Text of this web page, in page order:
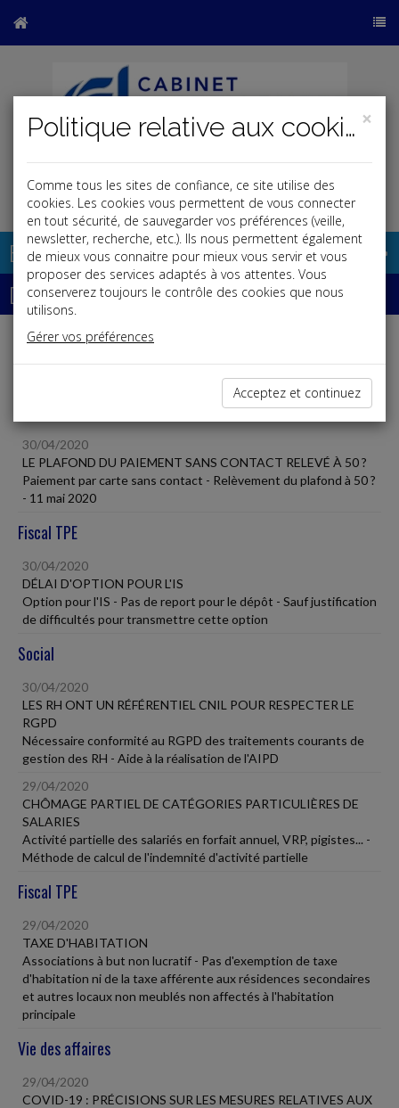
Base documentaire
Dépêches
Liste des dernières dépêches
30/04/2020
LE PLAFOND DU PAIEMENT SANS CONTACT RELEVÉ À 50 ?
Paiement par carte sans contact - Relèvement du plafond à 50 ?
- 11 mai 2020
Fiscal TPE
30/04/2020
DÉLAI D'OPTION POUR L'IS
Option pour l'IS - Pas de report pour le dépôt - Sauf justification
de difficultés pour transmettre cette option
Social
30/04/2020
LES RH ONT UN RÉFÉRENTIEL CNIL POUR RESPECTER LE
RGPD
Nécessaire conformité au RGPD des traitements courants de
gestion des RH - Aide à la réalisation de l'AIPD
29/04/2020
CHÔMAGE PARTIEL DE CATÉGORIES PARTICULIÈRES DE
SALARIES
Activité partielle des salariés en forfait annuel, VRP, pigistes... -
Méthode de calcul de l'indemnité d'activité partielle
Fiscal TPE
29/04/2020
TAXE D'HABITATION
Associations à but non lucratif - Pas d'exemption de taxe
d'habitation ni de la taxe afférente aux résidences secondaires
et autres locaux non meublés non affectés à l'habitation
principale
Vie des affaires
29/04/2020
COVID-19 : PRÉCISIONS SUR LES MESURES RELATIVES AUX
×
Politique relative aux cookies
Comme tous les sites de confiance, ce site utilise des
cookies. Les cookies vous permettent de vous connecter
en tout sécurité, de sauvegarder vos préférences (veille,
newsletter, recherche, etc.). Ils nous permettent également
de mieux vous connaitre pour mieux vous servir et vous
proposer des services adaptés à vos attentes. Vous
conserverez toujours le contrôle des cookies que nous
utilisons.
Gérer vos préférences
Acceptez et continuez